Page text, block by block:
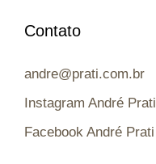
Contato
andre@prati.com.br
Instagram André Prati
Facebook André Prati